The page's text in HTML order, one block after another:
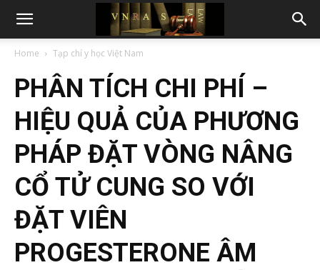
Home Tạp chí y học Việt Nam
PHÂN TÍCH CHI PHÍ –
HIỆU QUẢ CỦA PHƯƠNG
PHÁP ĐẶT VÒNG NÂNG
CỔ TỬ CUNG SO VỚI
ĐẶT VIÊN
PROGESTERONE ÂM